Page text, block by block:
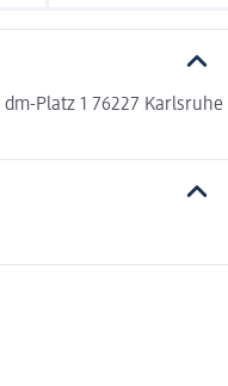
Platz 1 76227 Karlsruhe